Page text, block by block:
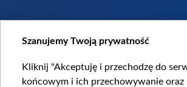
Szanujemy Twoją prywatność
Kliknij "Akceptuję i przechodzę do
końcowym i ich przechowywanie oraz